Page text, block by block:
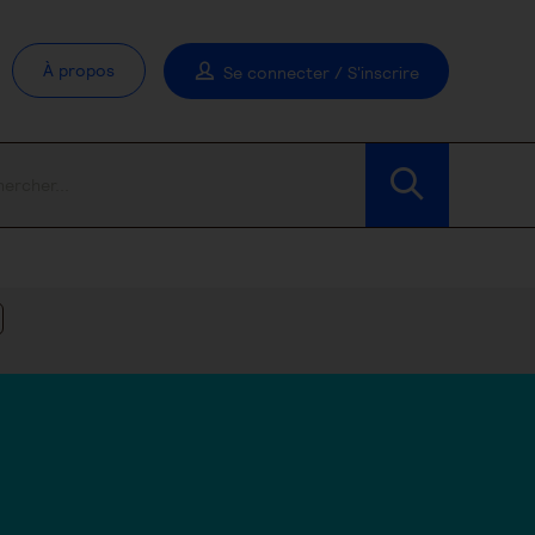
À propos Se connecter / S'inscrire